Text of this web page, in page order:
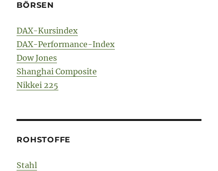
BÖRSEN
DAX-Kursindex
DAX-Performance-Index
Dow Jones
Shanghai Composite
Nikkei 225
ROHSTOFFE
Stahl